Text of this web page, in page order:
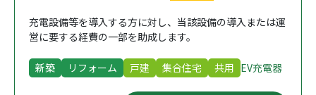
充電設備等を導入する方に対し、当該設備の導入または運
営に要する経費の一部を助成します。
新築 リフォーム 戸建 集合住宅 共用 EV充電器